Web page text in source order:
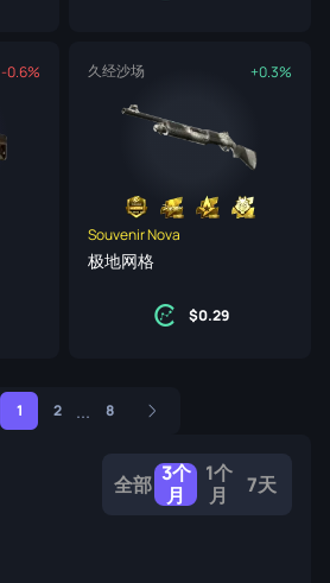
-0.6% 久经沙场 +0.3%
Souvenir Nova
极地网格
0.29
1 2 ... 8
7天
1个
月
3个
月
全部